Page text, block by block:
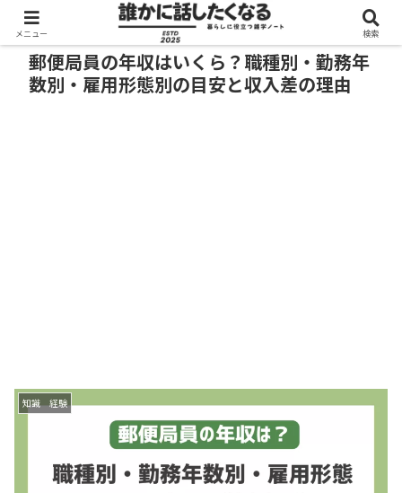
郵便局員の年収はいくら？職種別・勤務年
数別・雇用形態別の目安と収入差の理由
知識 経験
メニュー 検索